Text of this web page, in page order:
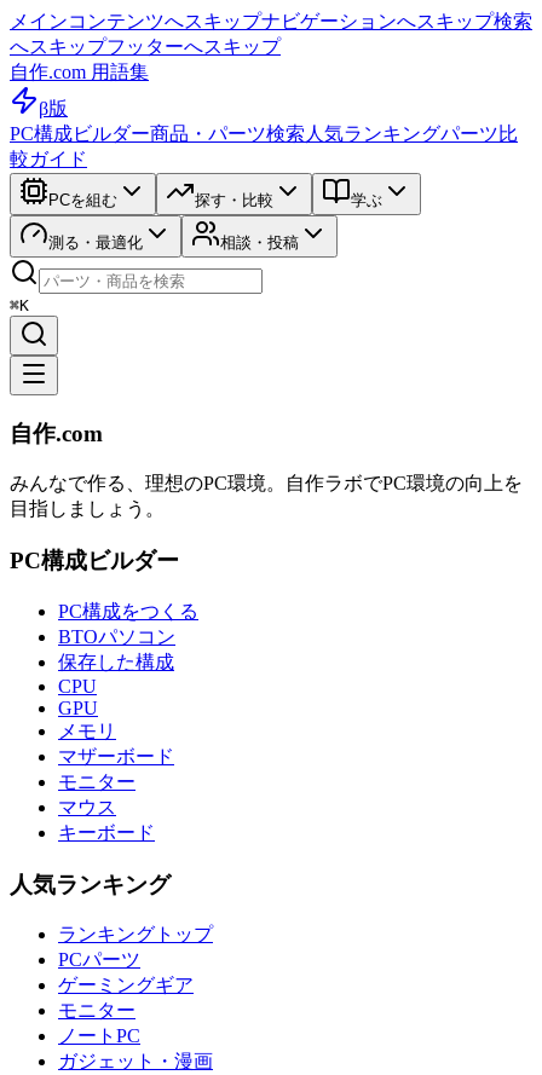
メインコンテンツへスキップナビゲーションへスキップ検索
へスキップフッターへスキップ
自作.com 用語集
β版
PC構成ビルダー商品・パーツ検索 人気ランキングパーツ比
較ガイド
PCを組む 探す・比較 学ぶ
測る・最適化 相談・投稿
⌘K
自作.com
みんなで作る、理想のPC環境。 自作ラボでPC環境の向上を
目指しましょう。
PC構成ビルダー
PC構成をつくる
BTOパソコン
保存した構成
CPU
GPU
メモリ
マザーボード
モニター
マウス
キーボード
人気ランキング
ランキングトップ
PCパーツ
ゲーミングギア
モニター
ノートPC
ガジェット・漫画